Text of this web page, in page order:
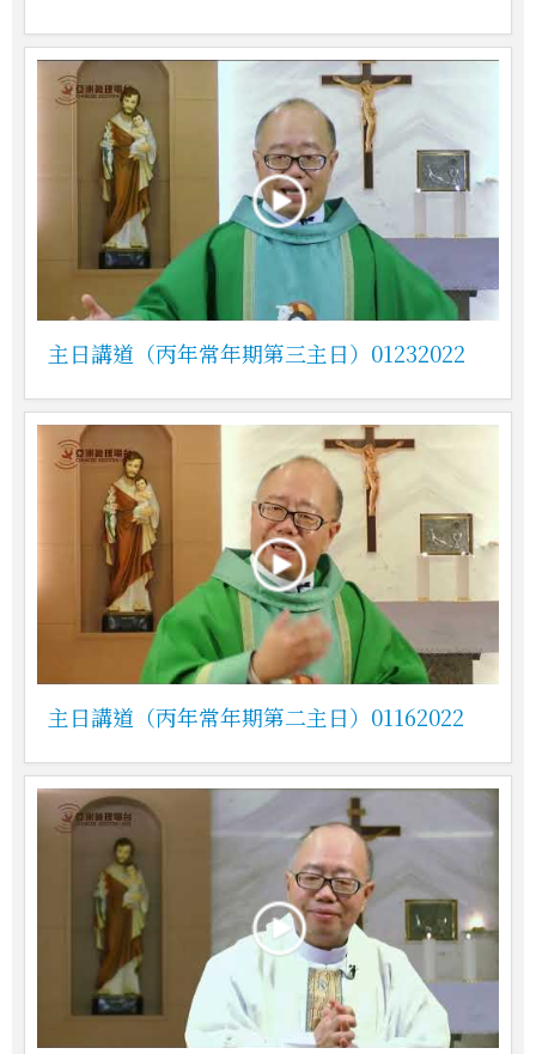
主日講道（丙年常年期第三主日）01232022
主日講道（丙年常年期第二主日）01162022